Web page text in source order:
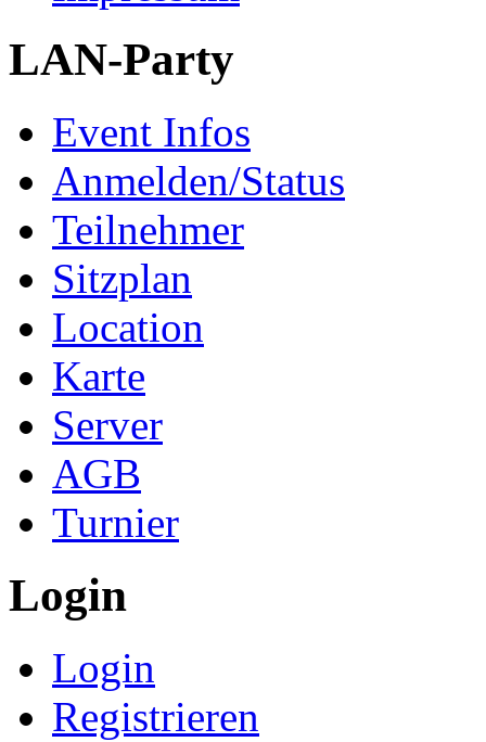
LAN-Party
Event Infos
Anmelden/Status
Teilnehmer
Sitzplan
Location
Karte
Server
AGB
Turnier
Login
Login
Registrieren